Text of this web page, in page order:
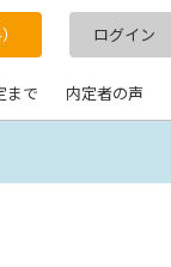
ログイン
まで 内定者の声